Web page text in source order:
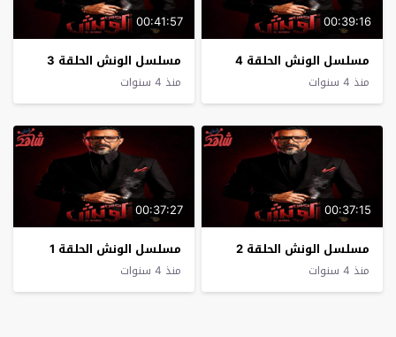
00:39:16
مسلسل الونش الحلقة 4
منذ 4 سنوات
00:41:57
مسلسل الونش الحلقة 3
منذ 4 سنوات
00:37:15
مسلسل الونش الحلقة 2
منذ 4 سنوات
00:37:27
مسلسل الونش الحلقة 1
منذ 4 سنوات